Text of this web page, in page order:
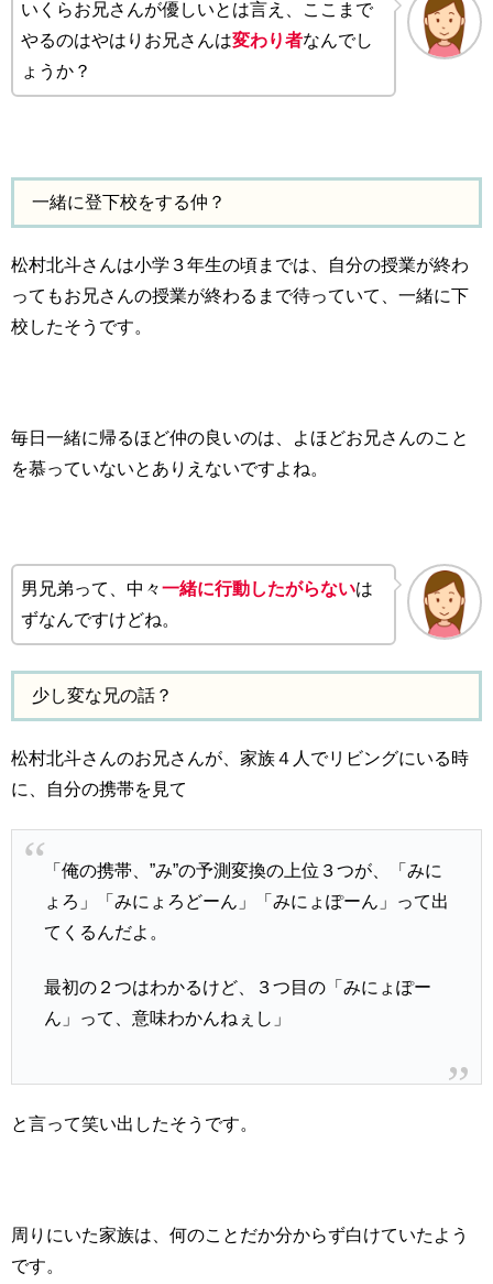
いくらお兄さんが優しいとは言え、ここまで
やるのはやはりお兄さんは変わり者なんでし
ょうか？
一緒に登下校をする仲？
松村北斗さんは小学３年生の頃までは、自分の授業が終わ
ってもお兄さんの授業が終わるまで待っていて、一緒に下
校したそうです。
毎日一緒に帰るほど仲の良いのは、よほどお兄さんのこと
を慕っていないとありえないですよね。
男兄弟って、中々一緒に行動したがらないは
ずなんですけどね。
少し変な兄の話？
松村北斗さんのお兄さんが、家族４人でリビングにいる時
に、自分の携帯を見て
「俺の携帯、”み”の予測変換の上位３つが、「みに
ょろ」「みにょろどーん」「みにょぽーん」って出
てくるんだよ。
最初の２つはわかるけど、３つ目の「みにょぽー
ん」って、意味わかんねぇし」
と言って笑い出したそうです。
周りにいた家族は、何のことだか分からず白けていたよう
です。